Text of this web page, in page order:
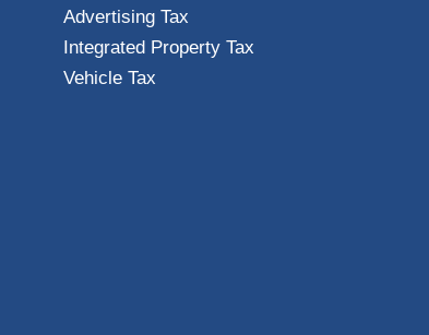
Advertising Tax
Integrated Property Tax
Vehicle Tax